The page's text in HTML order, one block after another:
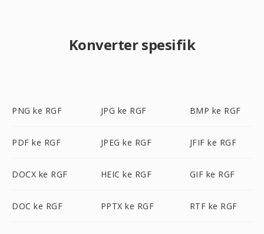
Konverter spesifik
PNG ke RGF JPG ke RGF BMP ke RGF
PDF ke RGF JPEG ke RGF JFIF ke RGF
DOCX ke RGF HEIC ke RGF GIF ke RGF
DOC ke RGF PPTX ke RGF RTF ke RGF